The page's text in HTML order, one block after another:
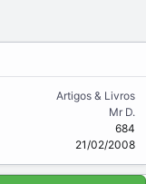
Artigos & Livros
Mr D.
684
21/02/2008